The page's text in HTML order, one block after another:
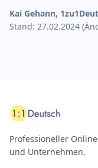
Kai Gehann,
Stand: 27.02.2024
Professioneller
und Unternehmen.